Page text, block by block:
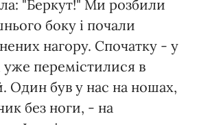
"Беркут!" Ми розбили
боку і почали
нагору. Спочатку - у
уже перемістилися в
Один був у нас на ношах,
без ноги, - на